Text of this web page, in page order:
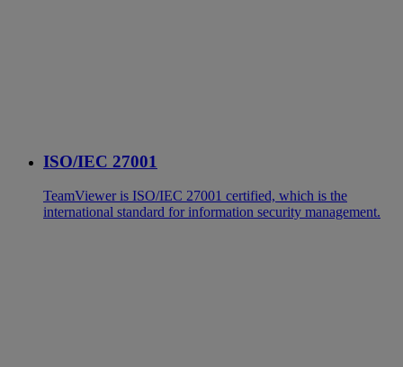
ISO/IEC 27001
TeamViewer is ISO/IEC 27001 certified, which is the
international standard for information security management.